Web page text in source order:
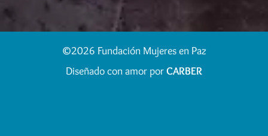
©2026 Fundación Mujeres en Paz
Diseñado con amor porCARBER